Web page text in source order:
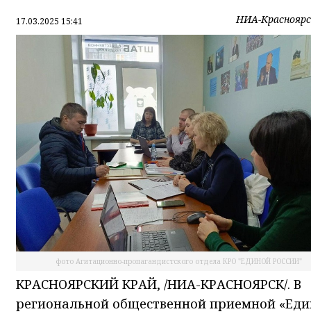
17.03.2025 15:41 НИА-
фото Агитационно-пропагандистского отдела КРО "ЕДИНОЙ РОССИИ"
КРАСНОЯРСКИЙ КРАЙ, /НИА-КРАСНОЯРСК/. В
региональной общественной приемной